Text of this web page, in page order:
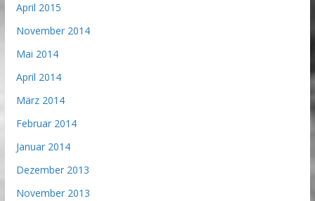
April 2015
November 2014
Mai 2014
April 2014
März 2014
Februar 2014
Januar 2014
Dezember 2013
November 2013